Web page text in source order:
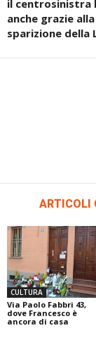
il centrosinistra
anche grazie alla
sparizione della
ARTICOLI
CULTURA
Via Paolo Fabbri 43,
dove Francesco è
ancora di casa